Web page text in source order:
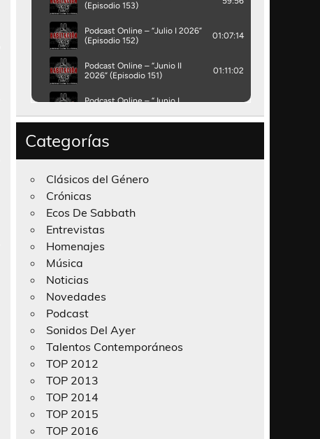
Categorías
Clásicos del Género
Crónicas
Ecos De Sabbath
Entrevistas
Homenajes
Música
Noticias
Novedades
Podcast
Sonidos Del Ayer
Talentos Contemporáneos
TOP 2012
TOP 2013
TOP 2014
TOP 2015
TOP 2016